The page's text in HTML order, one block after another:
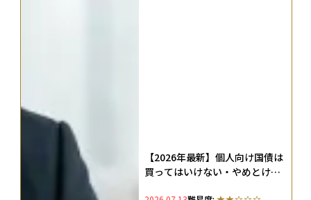
【2026年最新】個人向け国債は
買ってはいけない・やめとけ？3